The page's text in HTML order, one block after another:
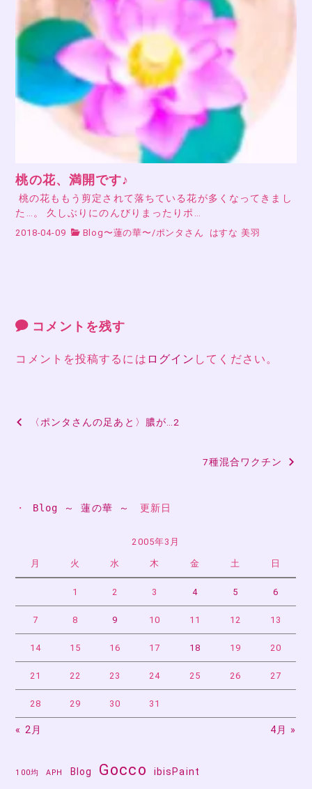
桃の花、満開です♪
桃の花ももう剪定されて落ちている花が多くなってきまし
た…。 久しぶりにのんびりまったりポ…
2018-04-09 Blog〜蓮の華〜 /ポンタさん はすな 美羽
コメントを残す
コメントを投稿するには ログイン してください。
投
〈ポンタさんの足あと〉膿が…2
7種混合ワクチン
・ Blog ～ 蓮の華 ～ 更新日
2005年3月
月 火 水 木 金 土 日
1 2 3 4 5 6
7 8 9 10 11 12 13
14 15 16 17 18 19 20
21 22 23 24 25 26 27
28 29 30 31
« 2月 4月 »
100均 APH Blog Gocco ibisPaint